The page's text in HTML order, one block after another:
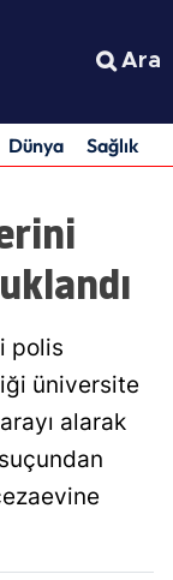
Ara
Dünya Sağlık
polis
üniversite
alarak